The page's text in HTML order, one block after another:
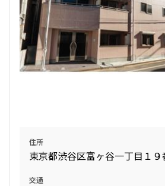
住所
東京都渋谷区富ヶ谷一丁目１
交通